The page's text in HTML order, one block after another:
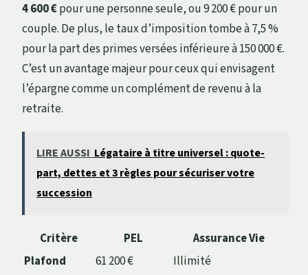
4 600 €pour une personne seule, ou 9 200 € pour un
couple. De plus, le taux d’imposition tombe à 7,5 %
pour la part des primes versées inférieure à 150 000 €.
C’est un avantage majeur pour ceux qui envisagent
l’épargne comme un complément de revenu à la
retraite.
LIRE AUSSI Légataire à titre universel : quote-
part, dettes et 3 règles pour sécuriser votre
succession
Critère PEL
Assurance Vie
Plafond
61 200 € Illimité